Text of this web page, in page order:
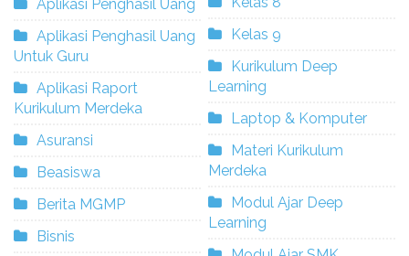
Aplikasi Penghasil Uang
Aplikasi Penghasil Uang
Untuk Guru
Aplikasi Raport
Kurikulum Merdeka
Asuransi
Beasiswa
Berita MGMP
Bisnis
Kelas 9
Kurikulum Deep
Learning
Laptop & Komputer
Materi Kurikulum
Merdeka
Modul Ajar Deep
Learning